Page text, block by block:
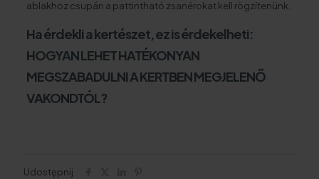
ablakhoz csupán a pattintható zsanérokat kell rögzítenünk.
Ha érdekli a kertészet, ez is érdekelheti:
HOGYAN LEHET HATÉKONYAN
MEGSZABADULNI A KERTBEN MEGJELENŐ
VAKONDTÓL?
Udostępnij